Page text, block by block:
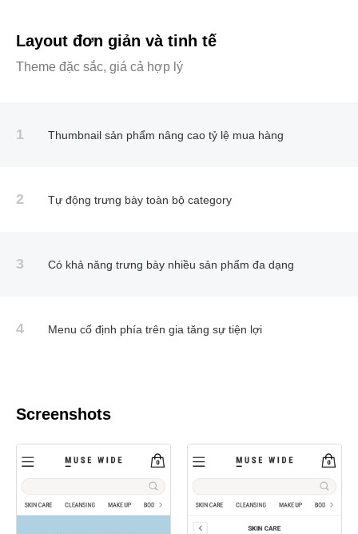
Layout đơn giản và tinh tế
Theme đặc sắc, giá cả hợp lý
1 Thumbnail sản phẩm nâng cao tỷ lệ mua hàng
2 Tự động trưng bày toàn bộ category
3 Có khả năng trưng bày nhiều sản phẩm đa dạng
4 Menu cố định phía trên gia tăng sự tiện lợi
Screenshots